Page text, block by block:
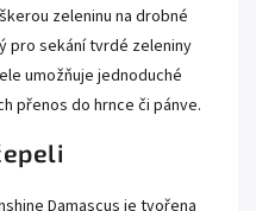
zeleninu na drobné
pro sekání tvrdé zeleniny
umožňuje jednoduché
přenos do hrnce či pánve.
Damascus je tvořena